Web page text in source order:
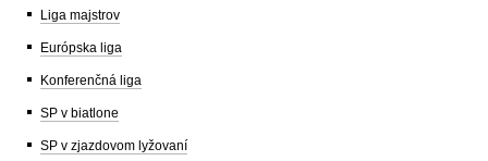
Liga majstrov
Európska liga
Konferenčná liga
SP v biatlone
SP v zjazdovom lyžovaní